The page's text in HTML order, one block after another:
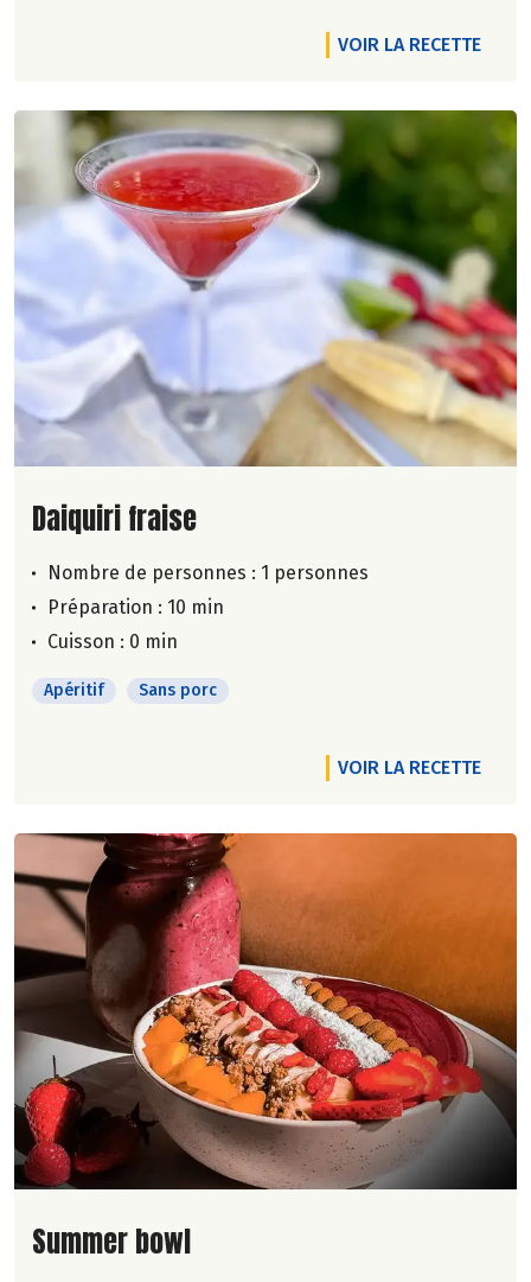
VOIR LA RECETTE
Lire la suite de la recette
Daiquiri fraise
Nombre de personnes : 1 personnes
Préparation : 10 min
Cuisson : 0 min
Apéritif Sans porc
VOIR LA RECETTE
Lire la suite de la recette
Summer bowl